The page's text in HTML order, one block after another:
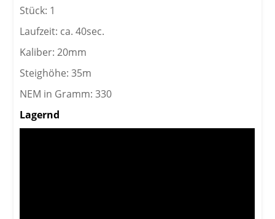
Stück: 1
Laufzeit: ca. 40sec.
Kaliber: 20mm
Steighöhe: 35m
NEM in Gramm: 330
Lagernd